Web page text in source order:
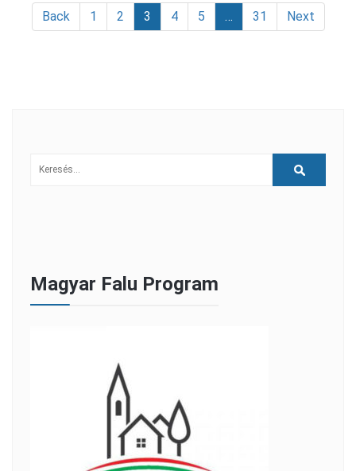
Bejegyzések lapozása
Back 1 2 3 4 5 … 31 Next
Magyar Falu Program